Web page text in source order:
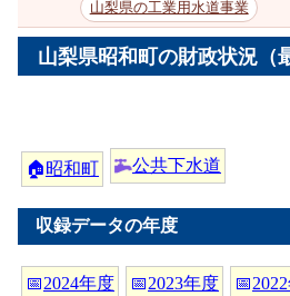
山梨県の工業用水道事業
山梨県昭和町の財政状況（
🏠昭和町 公共下水道
収録データの年度
📅2024年度 📅2023年度 📅